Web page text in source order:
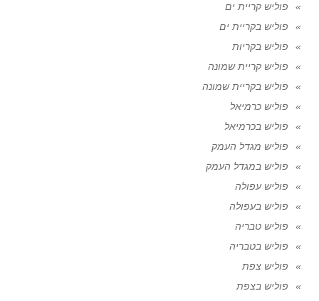
פוליש קריית ים
פוליש בקריית ים
פוליש בקריות
פוליש קריית שמונה
פוליש בקריית שמונה
פוליש כרמיאל
פוליש בכרמיאל
פוליש מגדל העמק
פוליש במגדל העמק
פוליש עפולה
פוליש בעפולה
פוליש טבריה
פוליש בטבריה
פוליש צפת
פוליש בצפת